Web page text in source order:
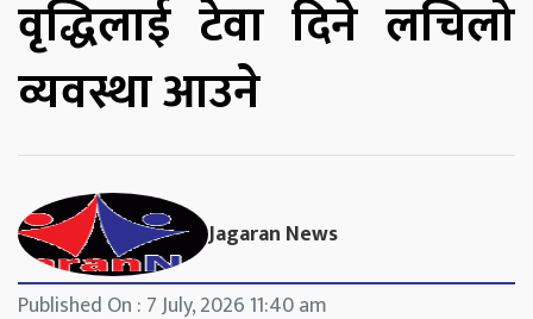
वृद्धिलाई टेवा दिने लचिलो
व्यवस्था आउने
Jagaran News
Published On : 7 July, 2026 11:40 am